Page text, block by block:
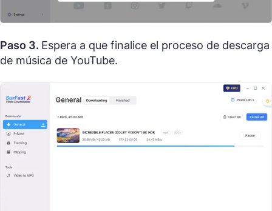
Paso 3. Espera a que finalice el proceso de descarga
de música de YouTube.